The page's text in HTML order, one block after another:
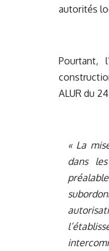
autorités
Pourtant,
ALUR du
« La
dans